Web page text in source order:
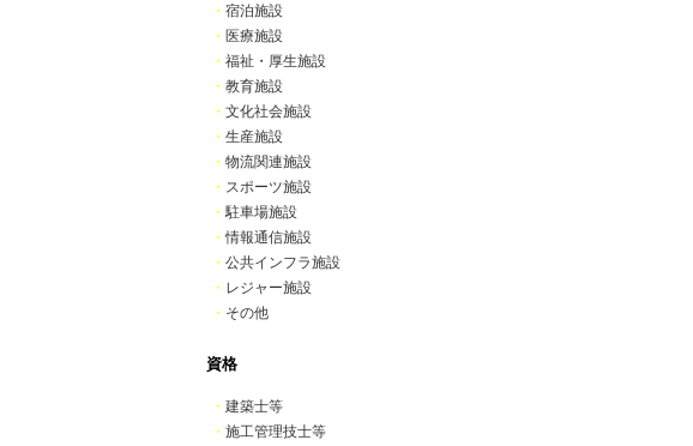
・ 宿泊施設
・ 医療施設
・ 福祉・厚生施設
・ 教育施設
・ 文化社会施設
・ 生産施設
・ 物流関連施設
・ スポーツ施設
・駐車場施設
・情報通信施設
・ 公共インフラ施設
・ レジャー施設
・ その他
資格
・ 建築士等
・ 施工管理技士等